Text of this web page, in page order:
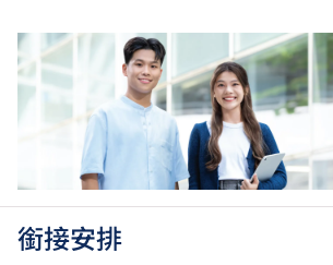
香港中學文憑考試科目成績達「第
級」。 2025年或以後之法語／德語
力水平達A2或以上、日語達N3或以
II, 3級或以上，均被接受為一般入
一。2026年起，烏爾都語成績達E級
受。詳情請按 此處。
績，於申請入學時會被視為等同香港
成績達「第二級」。
銜接安排